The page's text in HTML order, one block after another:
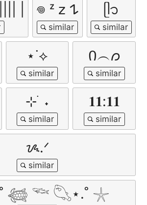
| 𖦹 ᶻ 𝗓 𐰁 ᥫ᭡
⋆˙⟡ Ი︵𐑼
⊹ ࣪ ˖ 𝟏𝟏:𝟏𝟏
ᝰ.ᐟ
𓆉 𓆝 𓆡⋆.˚ 𓇼